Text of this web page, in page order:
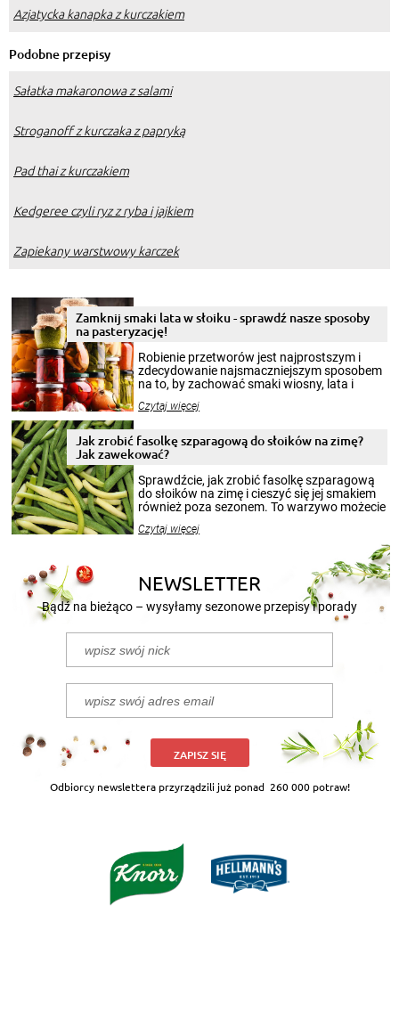
Azjatycka kanapka z kurczakiem
Podobne przepisy
Sałatka makaronowa z salami
Stroganoff z kurczaka z papryką
Pad thai z kurczakiem
Kedgeree czyli ryz z ryba i jajkiem
Zapiekany warstwowy karczek
Zamknij smaki lata w słoiku - sprawdź nasze sposoby
na pasteryzację!
Robienie przetworów jest najprostszym i
zdecydowanie najsmaczniejszym sposobem
na to, by zachować smaki wiosny, lata i
krajobrazów, by cieszyć nimi oko w sezonie
pełni poczuć atmosferę cieplejszych
miesięcy. Przygotowanie słoików ze
patenty, które pozwolą zachować świeżość
przetworów.
Czytaj więcej
Jak zrobić fasolkę szparagową do słoików na zimę?
Jak zawekować?
Sprawdźcie, jak zrobić fasolkę szparagową
do słoików na zimę i cieszyć się jej smakiem
również poza sezonem. To warzywo możecie
nasze propozycje!
Czytaj więcej
NEWSLETTER
Bądź na bieżąco – wysyłamy sezonowe przepisy i porady
ZAPISZ SIĘ
Odbiorcy newslettera przyrządzili już ponad 260 000 potraw!